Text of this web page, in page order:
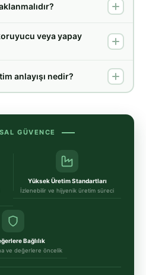
veya yapay
anlayışı nedir?
GÜVENCE
Yüksek Üretim Standartları
İzlenebilir ve hijyenik üretim süreci
Bağlılık
ve değerlere öncelik